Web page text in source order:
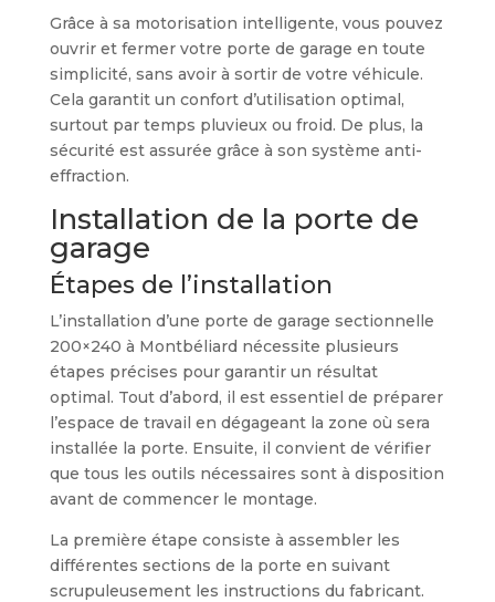
Grâce à sa motorisation intelligente, vous pouvez
ouvrir et fermer votre porte de garage en toute
simplicité, sans avoir à sortir de votre véhicule.
Cela garantit un confort d’utilisation optimal,
surtout par temps pluvieux ou froid. De plus, la
sécurité est assurée grâce à son système anti-
effraction.
Installation de la porte de
garage
Étapes de l’installation
L’installation d’une porte de garage sectionnelle
200×240 à Montbéliard nécessite plusieurs
étapes précises pour garantir un résultat
optimal. Tout d’abord, il est essentiel de préparer
l’espace de travail en dégageant la zone où sera
installée la porte. Ensuite, il convient de vérifier
que tous les outils nécessaires sont à disposition
avant de commencer le montage.
La première étape consiste à assembler les
différentes sections de la porte en suivant
scrupuleusement les instructions du fabricant.